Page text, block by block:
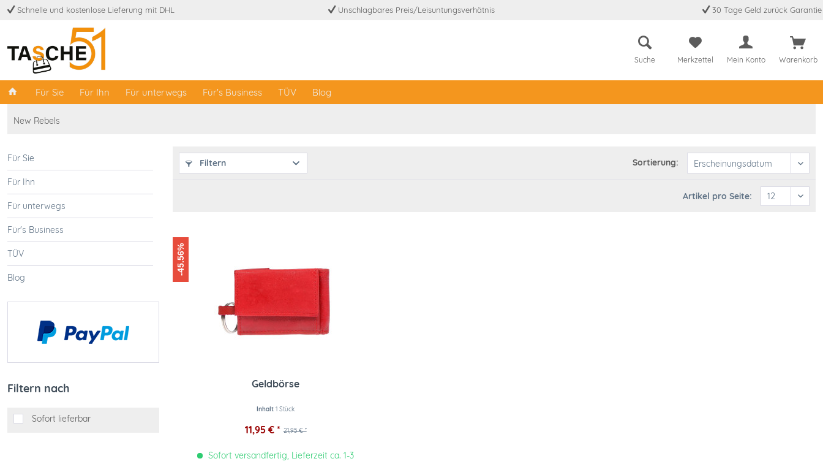
Schnelle und kostenlose Lieferung mit DHL Unschlagbares Preis/Leisuntungsverhätnis 30 Tage Geld zurück Garantie
Suche Merkzettel Mein Konto Warenkorb
Für Sie Für Ihn Für unterwegs Für's Business TÜV Blog
New Rebels
Für Sie
Für Ihn
Für unterwegs
Für's Business
TÜV
Blog
Filtern nach
Sofort lieferbar
Filtern Sortierung:
Artikel pro Seite:
-45.56%
Geldbörse
Inhalt1 Stück
21,95 € *
11,95 € *
Sofort versandfertig, Lieferzeit ca. 1-3